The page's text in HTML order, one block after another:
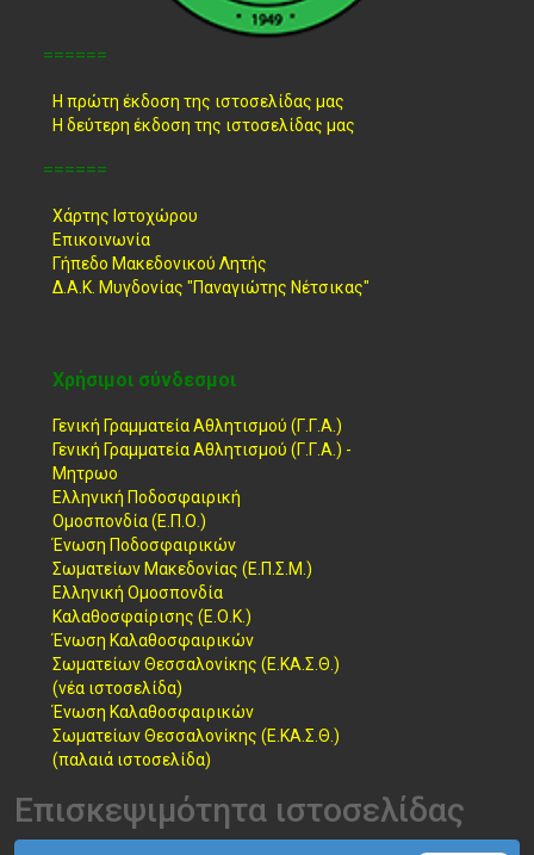
======
Η πρώτη έκδοση της ιστοσελίδας μας
Η δεύτερη έκδοση της ιστοσελίδας μας
======
Χάρτης Ιστοχώρου
Επικοινωνία
Γήπεδο Μακεδονικού Λητής
Δ.Α.Κ. Μυγδονίας "Παναγιώτης Νέτσικας"
Χρήσιμοι σύνδεσμοι
Γενική Γραμματεία Αθλητισμού (Γ.Γ.Α.)
Γενική Γραμματεία Αθλητισμού (Γ.Γ.Α.) -
Μητρωο
Ελληνική Ποδοσφαιρική
Ομοσπονδία (Ε.Π.Ο.)
Ένωση Ποδοσφαιρικών
Σωματείων Μακεδονίας (Ε.Π.Σ.Μ.)
Ελληνική Ομοσπονδία
Καλαθοσφαίρισης (Ε.Ο.Κ.)
Ένωση Καλαθοσφαιρικών
Σωματείων Θεσσαλονίκης (Ε.ΚΑ.Σ.Θ.)
(νέα ιστοσελίδα)
Ένωση Καλαθοσφαιρικών
Σωματείων Θεσσαλονίκης (Ε.ΚΑ.Σ.Θ.)
(παλαιά ιστοσελίδα)
Επισκεψιμότητα ιστοσελίδας